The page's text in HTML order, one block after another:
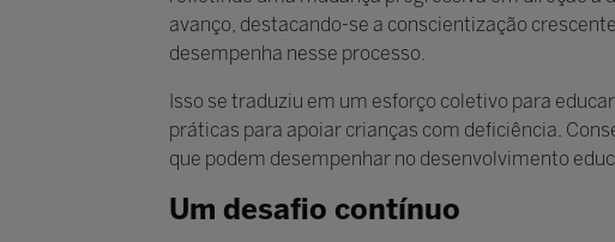
avanço, destacando-se a conscientização
desempenha nesse processo.
Isso se traduziu em um esforço coletivo para
práticas para apoiar crianças com deficiência.
que podem desempenhar no desenvolvimento
Um desafio contínuo